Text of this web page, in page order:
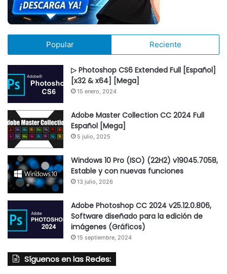
Popular Reciente
▷ Photoshop CS6 Extended Full [Español]
[x32 & x64] [Mega]
15 enero, 2024
Adobe Master Collection CC 2024 Full
Español [Mega]
5 julio, 2025
Windows 10 Pro (ISO) (22H2) v19045.7058,
Estable y con nuevas funciones
13 julio, 2026
Adobe Photoshop CC 2024 v25.12.0.806,
Software diseñado para la edición de
imágenes (Gráficos)
15 septiembre, 2024
Síguenos en las Redes: